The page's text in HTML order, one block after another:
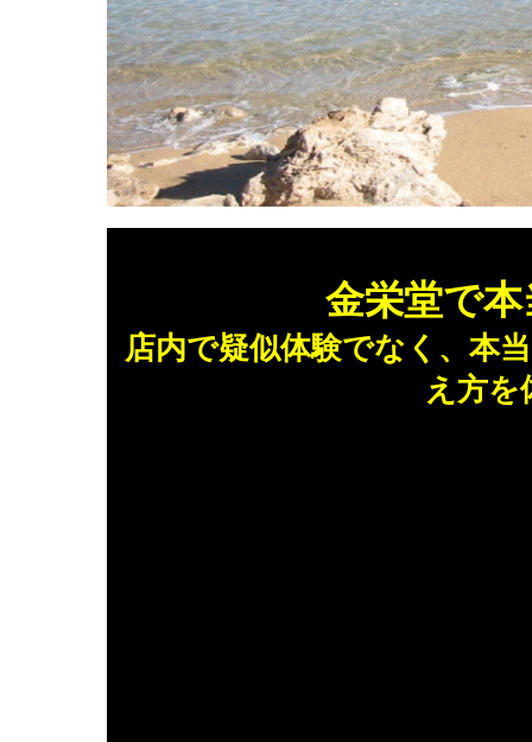
金栄堂で
店内で疑似体験でなく、本
え方を